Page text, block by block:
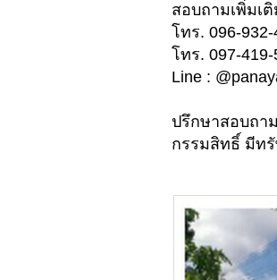
สอบถามเพิ่มเ
โทร. 096-
โทร. 097-
Line :
ปรึกษาสอบถ
กรรมสิทธิ์ มีท